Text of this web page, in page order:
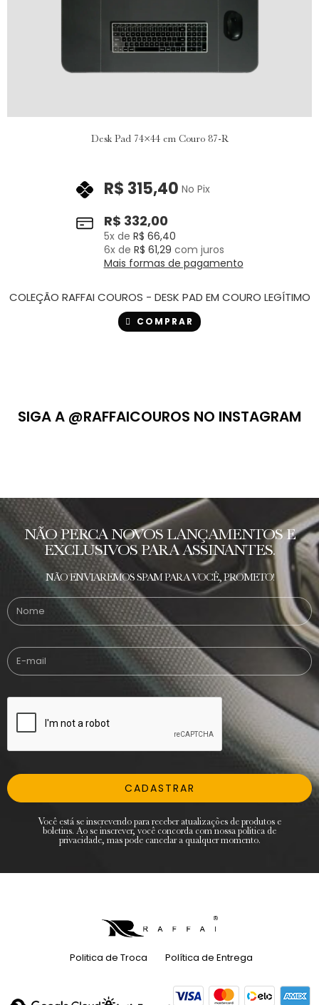
Desk Pad 74×44 em Couro 87-R
R$ 332,00
5x de R$ 66,40
6x de R$ 61,29 com juros
Mais formas de pagamento
R$ 315,40 No Pix
COLEÇÃO RAFFAI COUROS - DESK PAD EM COURO LEGÍTIMO
COMPRAR
SIGA A @RAFFAICOUROS NO INSTAGRAM
NÃO PERCA NOVOS LANÇAMENTOS E
EXCLUSIVOS PARA ASSINANTES.
NÃO ENVIAREMOS SPAM PARA VOCÊ, PROMETO!
CADASTRAR
Você está se inscrevendo para receber atualizações de produtos e
boletins. Ao se inscrever, você concorda com nossa política de
privacidade, mas pode cancelar a qualquer momento.
Politica de Troca Política de Entrega